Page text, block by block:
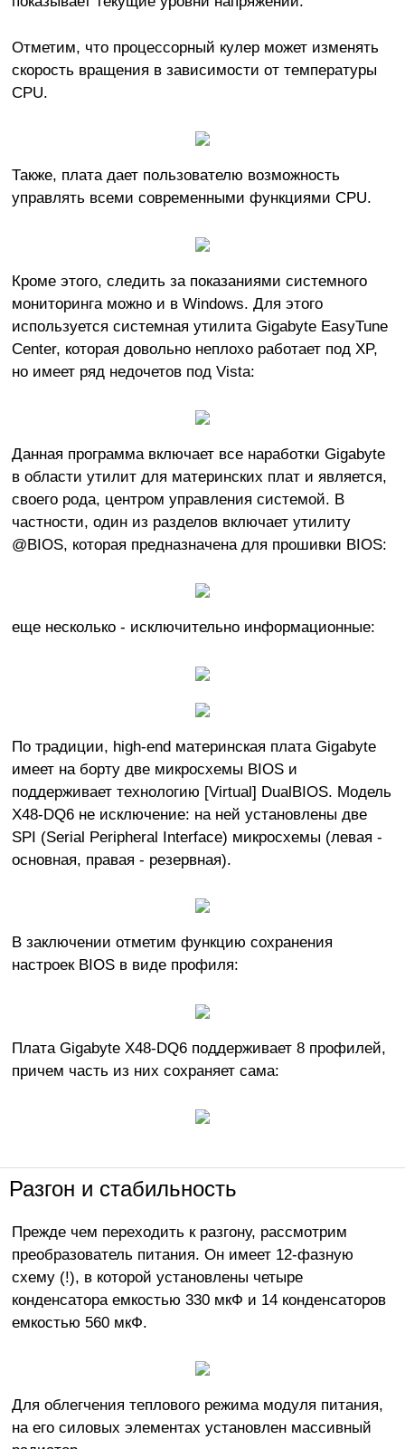
Отметим, что процессорный кулер может изменять
скорость вращения в зависимости от температуры
CPU.
Также, плата дает пользователю возможность
управлять всеми современными функциями CPU.
Кроме этого, следить за показаниями системного
мониторинга можно и в Windows. Для этого
используется системная утилита Gigabyte EasyTune
Center, которая довольно неплохо работает под XP,
но имеет ряд недочетов под Vista:
Данная программа включает все наработки Gigabyte
в области утилит для материнских плат и является,
своего рода, центром управления системой. В
частности, один из разделов включает утилиту
@BIOS, которая предназначена для прошивки BIOS:
еще несколько - исключительно информационные:
По традиции, high-end материнская плата Gigabyte
имеет на борту две микросхемы BIOS и
поддерживает технологию [Virtual] DualBIOS. Модель
X48-DQ6 не исключение: на ней установлены две
SPI (Serial Peripheral Interface) микросхемы (левая -
основная, правая - резервная).
В заключении отметим функцию сохранения
настроек BIOS в виде профиля:
Плата Gigabyte X48-DQ6 поддерживает 8 профилей,
причем часть из них сохраняет сама:
Разгон и стабильность
Прежде чем переходить к разгону, рассмотрим
преобразователь питания. Он имеет 12-фазную
схему (!), в которой установлены четыре
конденсатора емкостью 330 мкФ и 14 конденсаторов
емкостью 560 мкФ.
Для облегчения теплового режима модуля питания,
на его силовых элементах установлен массивный